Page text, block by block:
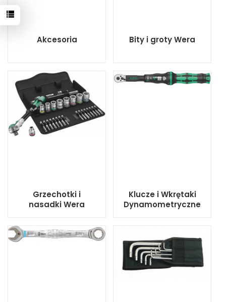
Akcesoria Bity i groty Wera
Grzechotki i
nasadki Wera
Klucze i Wkrętaki
Dynamometryczne